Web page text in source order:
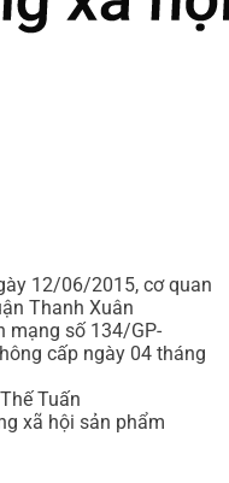
12/06/2015, cơ quan
Thanh Xuân
mạng số 134/GP-
cấp ngày 04 tháng
Tuấn
xã hội sản phẩm